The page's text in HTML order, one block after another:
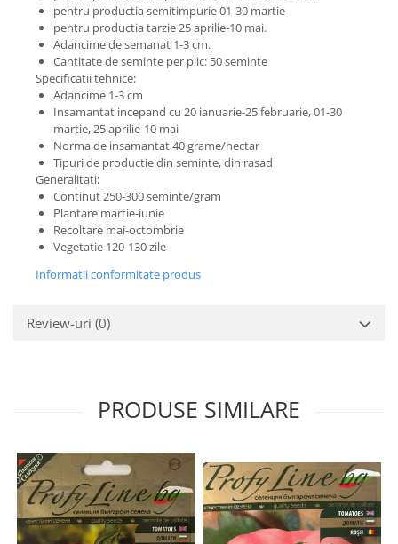
pentru productia semitimpurie 01-30 martie
pentru productia tarzie 25 aprilie-10 mai.
Adancime de semanat 1-3 cm.
Cantitate de seminte per plic: 50 seminte
Specificatii tehnice:
Adancime 1-3 cm
Insamantat incepand cu 20 ianuarie-25 februarie, 01-30
martie, 25 aprilie-10 mai
Norma de insamantat 40 grame/hectar
Tipuri de productie din seminte, din rasad
Generalitati:
Continut 250-300 seminte/gram
Plantare martie-iunie
Recoltare mai-octombrie
Vegetatie 120-130 zile
Informatii conformitate produs
Review-uri (0)
PRODUSE SIMILARE